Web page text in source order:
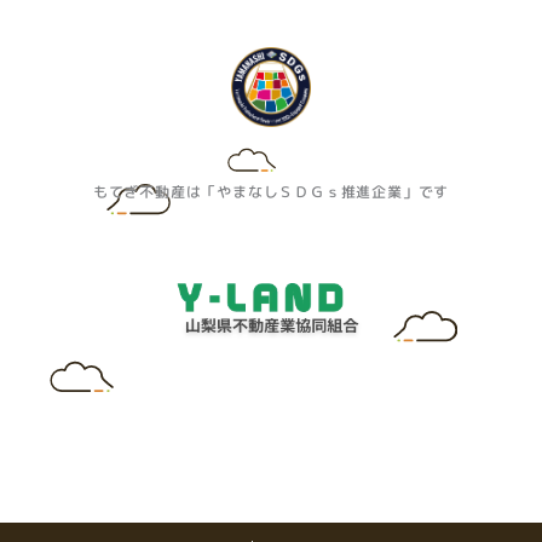
もてぎ不動産は「やまなしＳＤＧｓ推進企業」です